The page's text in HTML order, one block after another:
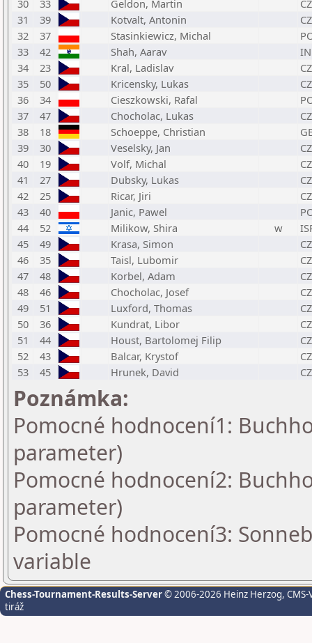
30
33 Geldon, Martin
31
39 Kotvalt, Antonin
32
37 Stasinkiewicz, Michal
33
42 Shah, Aarav
34
23 Kral, Ladislav
35
50 Kricensky, Lukas
36
34 Cieszkowski, Rafal
37
47 Chocholac, Lukas
38
18 Schoeppe, Christian
39
30 Veselsky, Jan
40
19 Volf, Michal
41
27 Dubsky, Lukas
42
25 Ricar, Jiri
43
40 Janic, Pawel
44
52 Milikow, Shira w
45
49 Krasa, Simon
46
35 Taisl, Lubomir
47
48 Korbel, Adam
48
46 Chocholac, Josef
49
51 Luxford, Thomas
50
36 Kundrat, Libor
51
44 Houst, Bartolomej Filip
52
43 Balcar, Krystof
53
45 Hrunek, David
Poznámka:
Pomocné hodnocení1:
parameter)
Pomocné hodnocení2:
parameter)
Pomocné hodnocení3:
variable
Chess-Tournament-Results-Server© 2006-2026 Heinz Herzog,
tiráž